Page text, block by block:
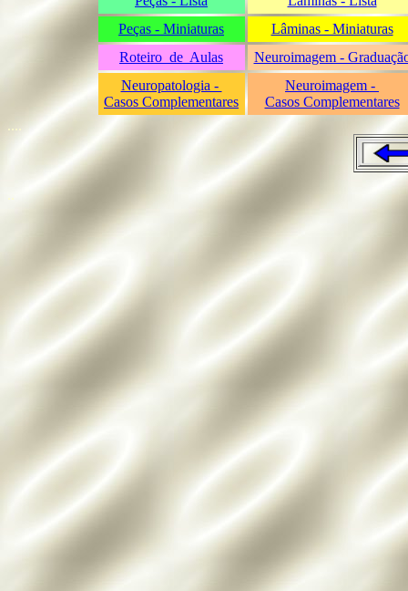
Peças - Miniaturas
Lâminas - Miniaturas
Roteiro de Aulas
Neuroimagem -
Neuropatologia -
Casos Complementares
Neuroimagem -
Casos Complementares
....
..